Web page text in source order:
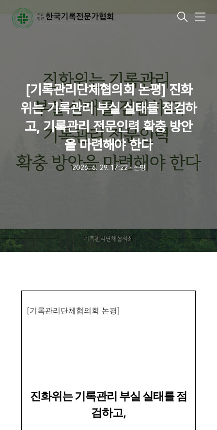
메
[기록관리단체협의회 논평] 진화
위는 기록관리 부실 실태를 점검하
고, 기록관리 전문인력 확충 방안
을 마련해야 한다
2026. 6. 29. 17:22ㆍ 논평
[기록관리단체협의회 논평]
진화위는 기록관리 부실 실태를 점
검하고,